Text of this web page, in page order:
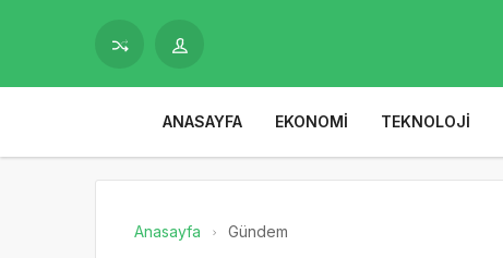
ANASAYFA EKONOMI TEKNOLOJI
Anasayfa Gündem